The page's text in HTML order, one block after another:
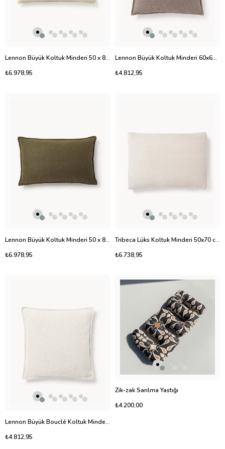
Lennon Büyük Koltuk Minderi 50 x 80 cm
₺6.978,95
Lennon Büyük Koltuk Minderi 60x60 cm
₺4.812,95
Lennon Büyük Koltuk Minderi 50 x 80 cm
₺6.978,95
Tribeca Lüks Koltuk Minderi 50x70 cm
₺6.738,95
Lennon Büyük Bouclé Koltuk Minderi 60x60 cm Dokulu Tasarım
₺4.812,95
Zik-zak Sarılma Yastığı
₺4.200,00